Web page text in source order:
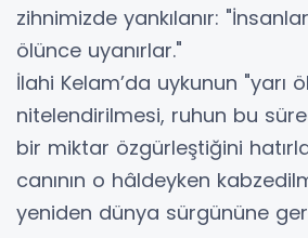
zihnimizde yankılanır:
ölünce uyanırlar."
​İlahi Kelam’da uykunun "yarı
nitelendirilmesi, ruhun bu
bir miktar özgürleştiğini
canının o hâldeyken
yeniden dünya sürgününe